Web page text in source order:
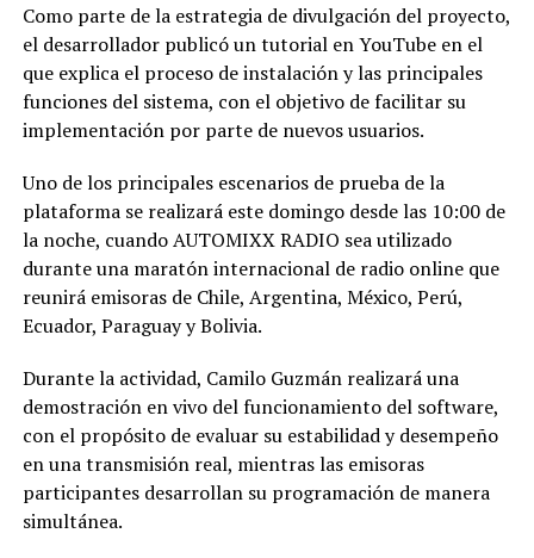
Como parte de la estrategia de divulgación del proyecto,
el desarrollador publicó un tutorial en YouTube en el
que explica el proceso de instalación y las principales
funciones del sistema, con el objetivo de facilitar su
implementación por parte de nuevos usuarios.
Uno de los principales escenarios de prueba de la
plataforma se realizará este domingo desde las 10:00 de
la noche, cuando AUTOMIXX RADIO sea utilizado
durante una maratón internacional de radio online que
reunirá emisoras de Chile, Argentina, México, Perú,
Ecuador, Paraguay y Bolivia.
Durante la actividad, Camilo Guzmán realizará una
demostración en vivo del funcionamiento del software,
con el propósito de evaluar su estabilidad y desempeño
en una transmisión real, mientras las emisoras
participantes desarrollan su programación de manera
simultánea.